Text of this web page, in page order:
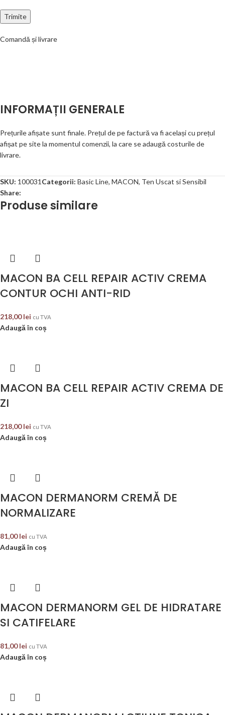
Comandă și livrare
INFORMAȚII GENERALE
Prețurile afișate sunt finale. Prețul de pe factură va fi același cu prețul
afișat pe site la momentul comenzii, la care se adaugă costurile de
livrare.
SKU: 100031 Categorii: Basic Line, MACON, Ten Uscat si Sensibil
Share:
Produse similare
MACON BA CELL REPAIR ACTIV CREMA
CONTUR OCHI ANTI-RID
218,00lei cu TVA
Adaugă în coș
MACON BA CELL REPAIR ACTIV CREMA DE
ZI
218,00lei cu TVA
Adaugă în coș
MACON DERMANORM CREMĂ DE
NORMALIZARE
81,00lei cu TVA
Adaugă în coș
MACON DERMANORM GEL DE HIDRATARE
SI CATIFELARE
81,00lei cu TVA
Adaugă în coș